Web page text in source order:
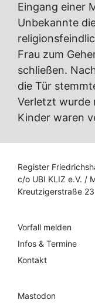
Eingang einer
Unbekannte
Frau zum
schließen.
die Tür
Verletzt wurde
Kinder waren
Register
c/o UBI KLIZ e.V. /
Kreutzigerstraße
Vorfall melden
Infos & Termine
Kontakt
Mastodon